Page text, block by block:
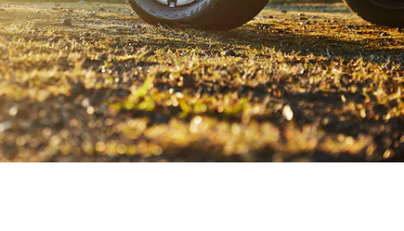
試乗リクエ
スト
オンライン
ショールー
ム
Stationwagon